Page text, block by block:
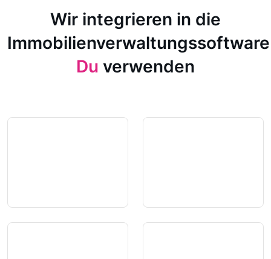
Wir integrieren in die
Immobilienverwaltungssoftware
Du verwenden